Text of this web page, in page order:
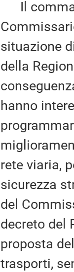
Il comma
situazione
della
hanno
rete viaria,
sicurezza
del
decreto del
proposta
trasporti,